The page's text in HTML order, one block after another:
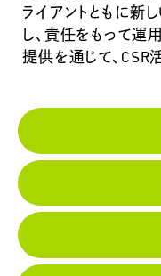
ライアントともに新
し、責任をもって運
提供を通じて、CSR